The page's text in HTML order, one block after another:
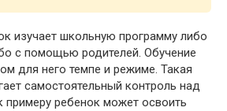
изучает школьную программу либо
с помощью родителей. Обучение
для него темпе и режиме. Такая
самостоятельный контроль над
примеру ребенок может освоить